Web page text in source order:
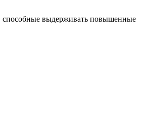
способные выдерживать повышенные